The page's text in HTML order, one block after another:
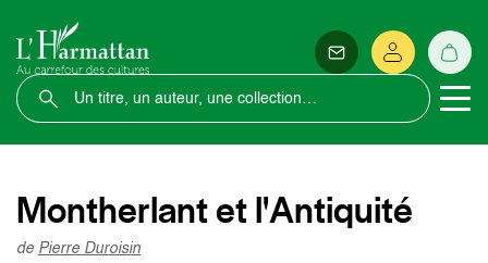
Montherlant et l'Antiquité
de Pierre Duroisin